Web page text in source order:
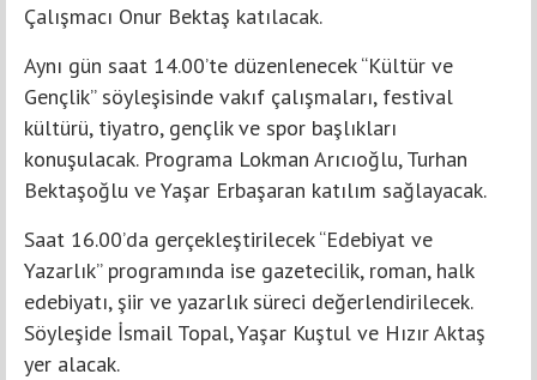
Çalışmacı Onur Bektaş katılacak.
Aynı gün saat 14.00’te düzenlenecek “Kültür ve
Gençlik” söyleşisinde vakıf çalışmaları, festival
kültürü, tiyatro, gençlik ve spor başlıkları
konuşulacak. Programa Lokman Arıcıoğlu, Turhan
Bektaşoğlu ve Yaşar Erbaşaran katılım sağlayacak.
Saat 16.00’da gerçekleştirilecek “Edebiyat ve
Yazarlık” programında ise gazetecilik, roman, halk
edebiyatı, şiir ve yazarlık süreci değerlendirilecek.
Söyleşide İsmail Topal, Yaşar Kuştul ve Hızır Aktaş
yer alacak.